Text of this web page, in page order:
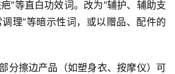
”等直白功效词。改为“辅护、辅助支
理”等暗示性词，或以赠品、配件的
分擦边产品（如塑身衣、按摩仪）可